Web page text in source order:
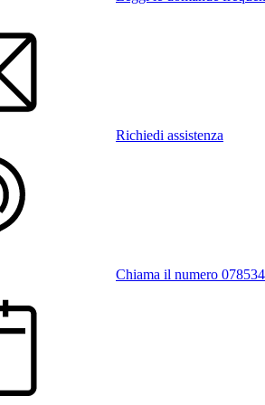
Richiedi assistenza
Chiama il numero